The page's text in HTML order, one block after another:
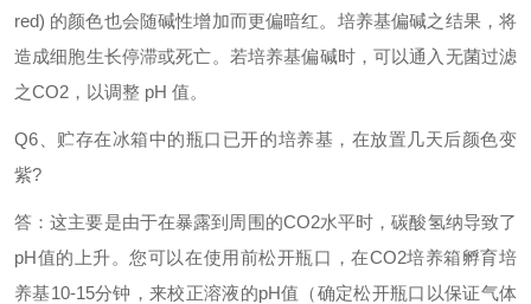
red) 的颜色也会随碱性增加而更偏暗红。培养基偏碱之结果，将
造成细胞生长停滞或死亡。若培养基偏碱时，可以通入无菌过滤
之CO2，以调整 pH 值。
Q6、贮存在冰箱中的瓶口已开的培养基，在放置几天后颜色变
紫?
答：这主要是由于在暴露到周围的CO2水平时，碳酸氢纳导致了
pH值的上升。您可以在使用前松开瓶口，在CO2培养箱孵育培
养基10-15分钟，来校正溶液的pH值（确定松开瓶口以保证气体